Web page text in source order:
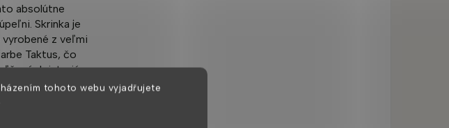
tohoto webu vyjadřujete
absolútne
Skrinka je
z veľmi
Taktus, čo
interiérov,
je určená na
je jej jemné
a úložný priestor,